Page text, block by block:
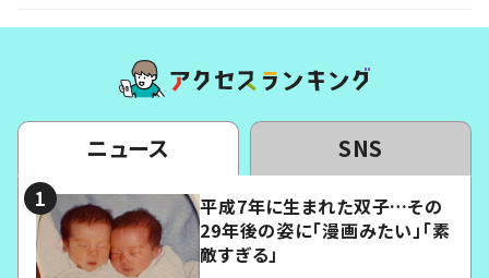
ニュース SNS
平成7年に生まれた双子…その
29年後の姿に「漫画みたい」「素
敵すぎる」